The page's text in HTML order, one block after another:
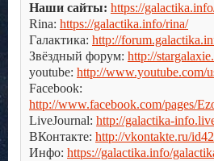
Наши сайты: https://
Rina: https://galactika.info/rina/
Галактика: http://
Звёздный форум: http://
youtube: http://www.youtube.com/
Facebook:
http://www.facebook.com/pages/
LiveJournal: http://galactika-
ВКонтакте: http://vkontakte.ru/
Инфо: https://galactika.info/